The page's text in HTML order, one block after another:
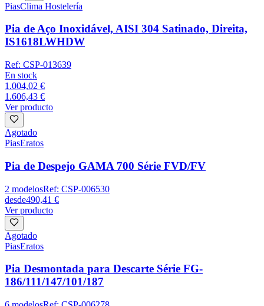
PiasClima Hostelería
Pia de Aço Inoxidável, AISI 304 Satinado, Direita,
IS1618LWHDW
Ref: CSP-013639
En stock
1.004,02 €
1.606,43 €
Ver producto
Agotado
PiasEratos
Pia de Despejo GAMA 700 Série FVD/FV
2 modelosRef: CSP-006530
desde490,41 €
Ver producto
Agotado
PiasEratos
Pia Desmontada para Descarte Série FG-
186/111/147/101/187